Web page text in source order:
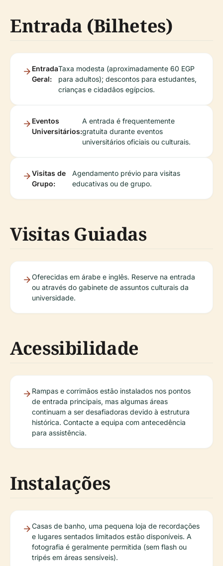
Entrada (Bilhetes)
Entrada
Geral:
Taxa modesta (aproximadamente 60 EGP
para adultos); descontos para estudantes,
crianças e cidadãos egípcios.
Eventos
Universitários:
A entrada é frequentemente
gratuita durante eventos
universitários oficiais ou culturais.
Visitas de
Grupo:
Agendamento prévio para visitas
educativas ou de grupo.
Visitas Guiadas
Oferecidas em árabe e inglês. Reserve na entrada
ou através do gabinete de assuntos culturais da
universidade.
Acessibilidade
Rampas e corrimãos estão instalados nos pontos
de entrada principais, mas algumas áreas
continuam a ser desafiadoras devido à estrutura
histórica. Contacte a equipa com antecedência
para assistência.
Instalações
Casas de banho, uma pequena loja de recordações
e lugares sentados limitados estão disponíveis. A
fotografia é geralmente permitida (sem flash ou
tripés em áreas sensíveis).